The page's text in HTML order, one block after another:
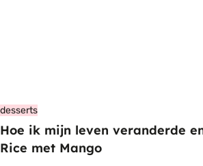
desserts
Hoe ik mijn leven veranderde
Rice met Mango